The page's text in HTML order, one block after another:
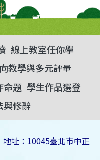
線上教室任你學
教學與多元評量
命題 學生作品選登
與修辭
址：10045臺北市中正